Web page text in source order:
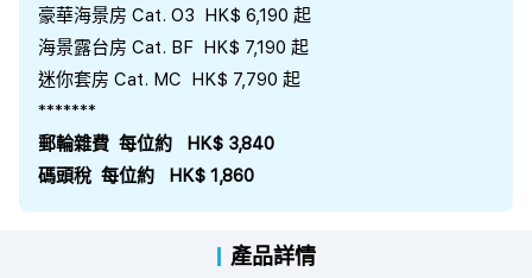
豪華海景房 Cat. O3 HK$ 6,190 起
海景露台房 Cat. BF HK$ 7,190 起
迷你套房 Cat. MC HK$ 7,790 起
*******
郵輪雜費 每位約 HK$ 3,840
碼頭稅 每位約 HK$ 1,860
產品詳情